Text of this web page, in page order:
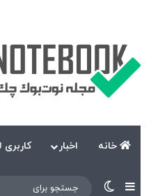
خانه اخبار
نوارکناریتغییر پوسته